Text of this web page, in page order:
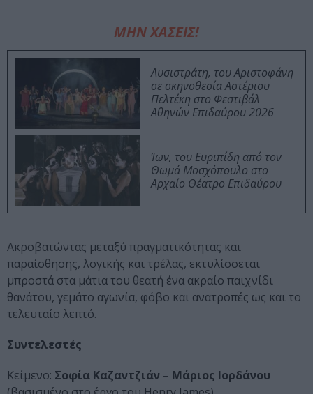
ΜΗΝ ΧΑΣΕΙΣ!
Λυσιστράτη, του Αριστοφάνη
σε σκηνοθεσία Αστέριου
Πελτέκη στο Φεστιβάλ
Αθηνών Επιδαύρου 2026
Ίων, του Ευριπίδη από τον
Θωμά Μοσχόπουλο στο
Αρχαίο Θέατρο Επιδαύρου
Ακροβατώντας μεταξύ πραγματικότητας και
παραίσθησης, λογικής και τρέλας, εκτυλίσσεται
μπροστά στα μάτια του θεατή ένα ακραίο παιχνίδι
θανάτου, γεμάτο αγωνία, φόβο και ανατροπές ως και το
τελευταίο λεπτό.
Συντελεστές
Κείμενο: Σοφία Καζαντζιάν – Μάριος Ιορδάνου